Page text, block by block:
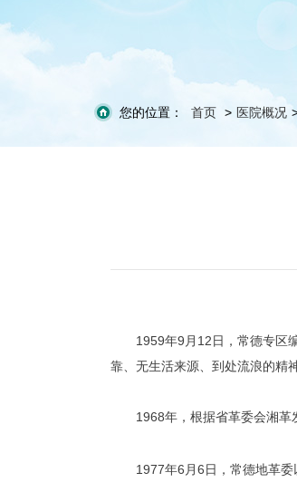
您的位置： 首页 > 医院概况
1959年9月12日，常德专区
靠、无生活来源、到处流浪的精
1968年，根据省革委会湘革
1977年6月6日，常德地革